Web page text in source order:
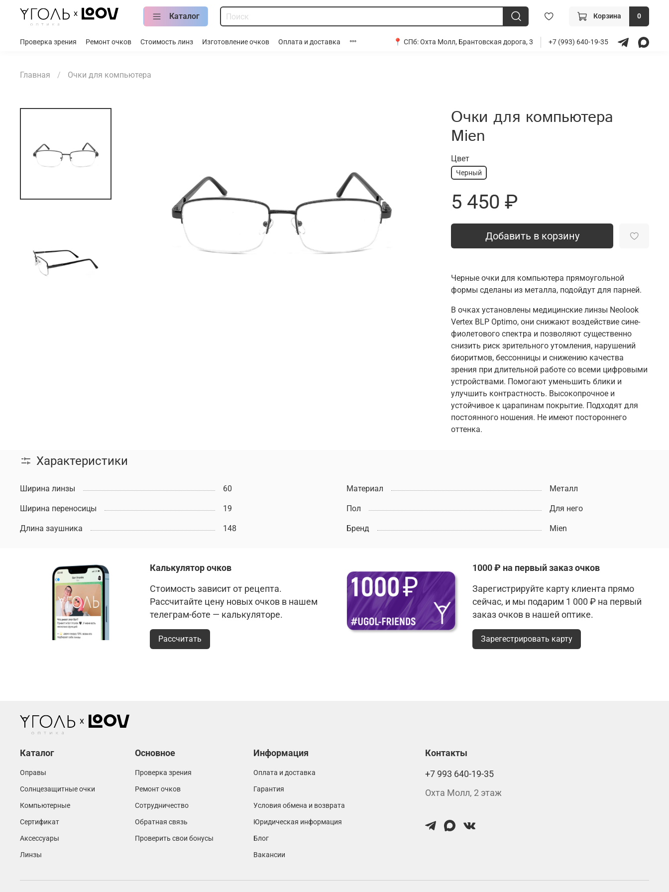
Каталог Корзина 0
Проверка зрения Ремонт очков Стоимость линз Изготовление очков Оплата и доставка 📍 СПб:Охта Молл, Брантовская дорога, 3 +7 (993) 640-19-35
Главная Очки для компьютера
Очки для компьютера
Mien
Цвет
Черный
5 450 ₽
Добавить в корзину
Черные очки для компьютера прямоугольной
формы сделаны из металла, подойдут для парней.
В очках установлены медицинские линзы Neolook
Vertex BLP Optimo, они снижают воздействие сине-
фиолетового спектра и позволяют существенно
снизить риск зрительного утомления, нарушений
биоритмов, бессонницы и снижению качества
зрения при длительной работе со всеми цифровыми
устройствами. Помогают уменьшить блики и
улучшить контрастность. Высокопрочное и
устойчивое к царапинам покрытие. Подходят для
постоянного ношения. Не имеют постороннего
оттенка.
Характеристики
Ширина линзы 60 Материал Металл
Ширина переносицы 19 Пол Для него
Длина заушника 148 Бренд Mien
Калькулятор очков
Стоимость зависит от рецепта.
Рассчитайте цену новых очков в нашем
телеграм-боте — калькуляторе.
Рассчитать
1000 ₽ на первый заказ очков
Зарегистрируйте карту клиента прямо
сейчас, и мы подарим 1 000 ₽ на первый
заказ очков в нашей оптике.
Зарегестрировать карту
Каталог
Оправы
Солнцезащитные очки
Компьютерные
Сертификат
Аксессуары
Линзы
Основное
Проверка зрения
Ремонт очков
Сотрудничество
Обратная связь
Проверить свои бонусы
Информация
Оплата и доставка
Гарантия
Условия обмена и возврата
Юридическая информация
Блог
Вакансии
Контакты
+7 993 640-19-35
Охта Молл, 2 этаж